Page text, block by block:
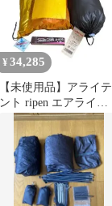
¥ 34,285
【未使用品】アライテ
ント ripen エアライズ1
arai tent ライペン